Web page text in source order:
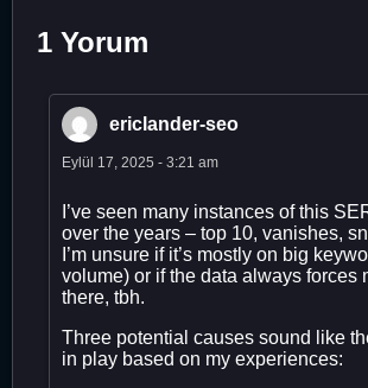
1 Yorum
ericlander-seo
Eylül 17, 2025 - 3:21 am
I’ve seen many instances of this
over the years – top 10, vanishes,
I’m unsure if it’s mostly on big
volume) or if the data always forces
there, tbh.
Three potential causes sound like
in play based on my experiences: